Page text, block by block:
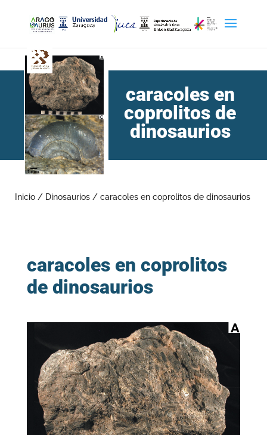
caracoles en
coprolitos de
dinosaurios
Inicio / Dinosaurios / caracoles en coprolitos de dinosaurios
caracoles en coprolitos
de dinosaurios